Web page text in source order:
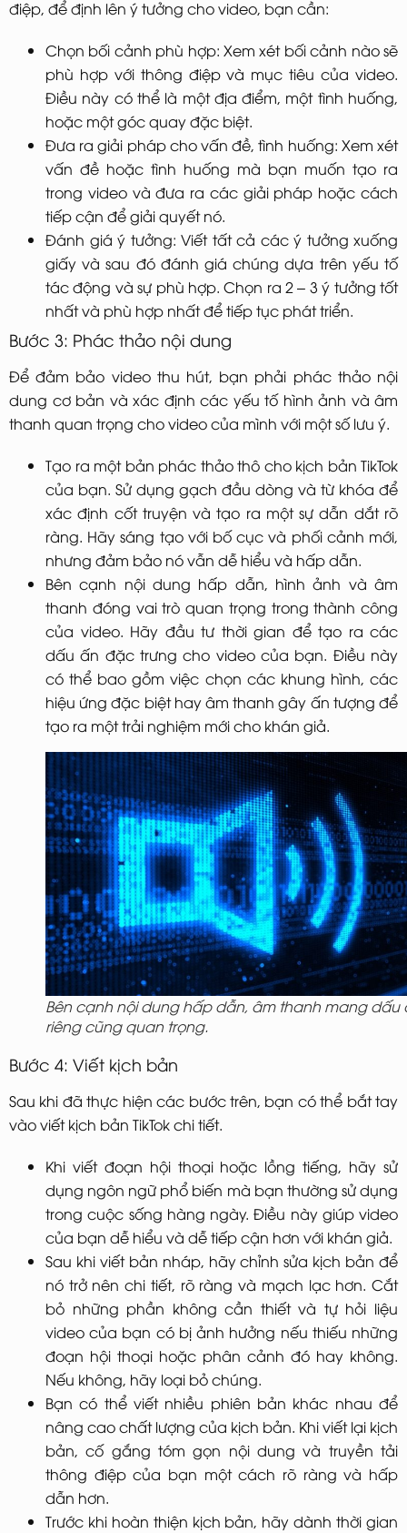
điệp, để định lên ý tưởng cho video, bạn cần:
Chọn bối cảnh phù hợp: Xem xét bối cảnh nào sẽ
phù hợp với thông điệp và mục tiêu của video.
Điều này có thể là một địa điểm, một tình huống,
hoặc một góc quay đặc biệt.
Đưa ra giải pháp cho vấn đề, tình huống: Xem xét
vấn đề hoặc tình huống mà bạn muốn tạo ra
trong video và đưa ra các giải pháp hoặc cách
tiếp cận để giải quyết nó.
Đánh giá ý tưởng: Viết tất cả các ý tưởng xuống
giấy và sau đó đánh giá chúng dựa trên yếu tố
tác động và sự phù hợp. Chọn ra 2 – 3 ý tưởng tốt
nhất và phù hợp nhất để tiếp tục phát triển.
Bước 3: Phác thảo nội dung
Để đảm bảo video thu hút, bạn phải phác thảo nội
dung cơ bản và xác định các yếu tố hình ảnh và âm
thanh quan trọng cho video của mình với một số lưu ý.
Tạo ra một bản phác thảo thô cho kịch bản TikTok
của bạn. Sử dụng gạch đầu dòng và từ khóa để
xác định cốt truyện và tạo ra một sự dẫn dắt rõ
ràng. Hãy sáng tạo với bố cục và phối cảnh mới,
nhưng đảm bảo nó vẫn dễ hiểu và hấp dẫn.
Bên cạnh nội dung hấp dẫn, hình ảnh và âm
thanh đóng vai trò quan trọng trong thành công
của video. Hãy đầu tư thời gian để tạo ra các
dấu ấn đặc trưng cho video của bạn. Điều này
có thể bao gồm việc chọn các khung hình, các
hiệu ứng đặc biệt hay âm thanh gây ấn tượng để
tạo ra một trải nghiệm mới cho khán giả.
Bên cạnh nội dung hấp dẫn, âm thanh mang dấu
riêng cũng quan trọng.
Bước 4: Viết kịch bản
Sau khi đã thực hiện các bước trên, bạn có thể bắt tay
vào viết kịch bản TikTok chi tiết.
Khi viết đoạn hội thoại hoặc lồng tiếng, hãy sử
dụng ngôn ngữ phổ biến mà bạn thường sử dụng
trong cuộc sống hàng ngày. Điều này giúp video
của bạn dễ hiểu và dễ tiếp cận hơn với khán giả.
Sau khi viết bản nháp, hãy chỉnh sửa kịch bản để
nó trở nên chi tiết, rõ ràng và mạch lạc hơn. Cắt
bỏ những phần không cần thiết và tự hỏi liệu
video của bạn có bị ảnh hưởng nếu thiếu những
đoạn hội thoại hoặc phân cảnh đó hay không.
Nếu không, hãy loại bỏ chúng.
Bạn có thể viết nhiều phiên bản khác nhau để
nâng cao chất lượng của kịch bản. Khi viết lại kịch
bản, cố gắng tóm gọn nội dung và truyền tải
thông điệp của bạn một cách rõ ràng và hấp
dẫn hơn.
Trước khi hoàn thiện kịch bản, hãy dành thời gian